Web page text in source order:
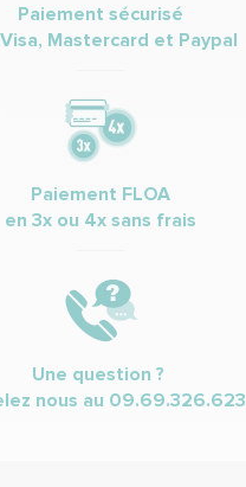
Paiement sécurisé
Mastercard et Paypal
Paiement FLOA
en 3x ou 4x sans frais
Une question ?
nous au 09.69.326.623